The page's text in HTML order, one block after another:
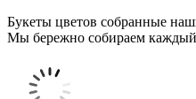
Букеты цветов собранные
Мы бережно собираем каждый